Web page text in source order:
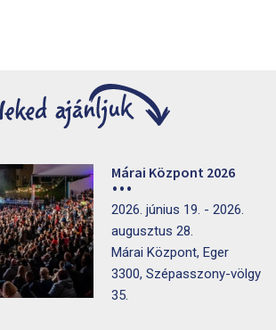
Márai Központ 2026
2026. június 19. - 2026.
augusztus 28.
Márai Központ, Eger
3300, Szépasszony-völgy
35.